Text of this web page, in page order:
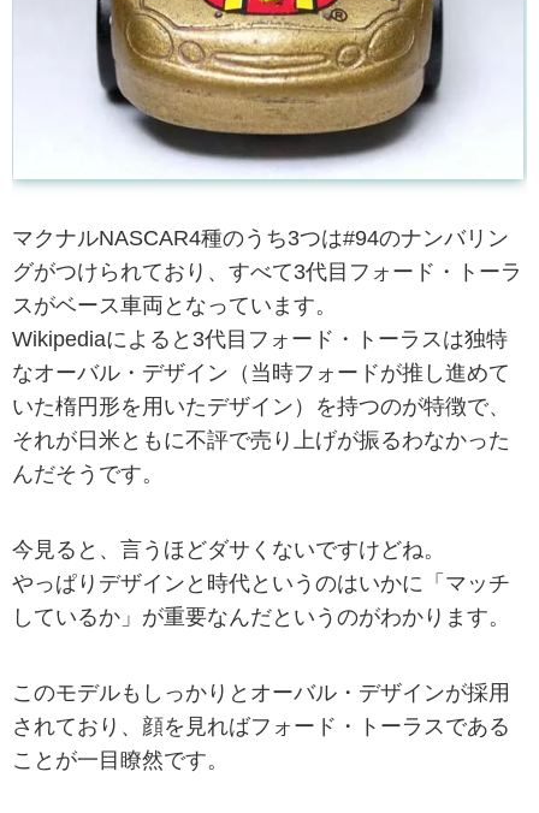
マクナルNASCAR4種のうち3つは#94のナンバリン
グがつけられており、すべて3代目フォード・トーラ
スがベース車両となっています。
Wikipediaによると3代目フォード・トーラスは独特
なオーバル・デザイン（当時フォードが推し進めて
いた楕円形を用いたデザイン）を持つのが特徴で、
それが日米ともに不評で売り上げが振るわなかった
んだそうです。
今見ると、言うほどダサくないですけどね。
やっぱりデザインと時代というのはいかに「マッチ
しているか」が重要なんだというのがわかります。
このモデルもしっかりとオーバル・デザインが採用
されており、顔を見ればフォード・トーラスである
ことが一目瞭然です。